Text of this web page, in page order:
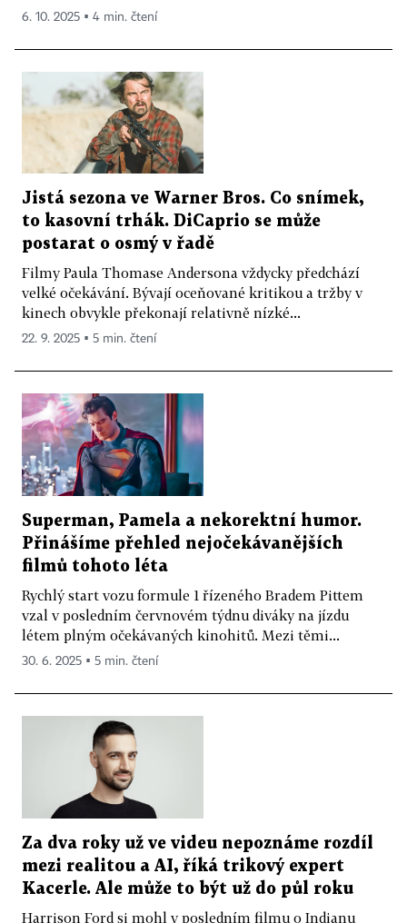
6. 10. 2025 ▪ 4 min. čtení
Jistá sezona ve Warner Bros. Co snímek,
to kasovní trhák. DiCaprio se může
postarat o osmý v řadě
Filmy Paula Thomase Andersona vždycky předchází
velké očekávání. Bývají oceňované kritikou a tržby v
kinech obvykle překonají relativně nízké...
22. 9. 2025 ▪ 5 min. čtení
Superman, Pamela a nekorektní humor.
Přinášíme přehled nejočekávanějších
filmů tohoto léta
Rychlý start vozu formule 1 řízeného Bradem Pittem
vzal v posledním červnovém týdnu diváky na jízdu
létem plným očekávaných kinohitů. Mezi těmi...
30. 6. 2025 ▪ 5 min. čtení
Za dva roky už ve videu nepoznáme rozdíl
mezi realitou a AI, říká trikový expert
Kacerle. Ale může to být už do půl roku
Harrison Ford si mohl v posledním filmu o Indianu